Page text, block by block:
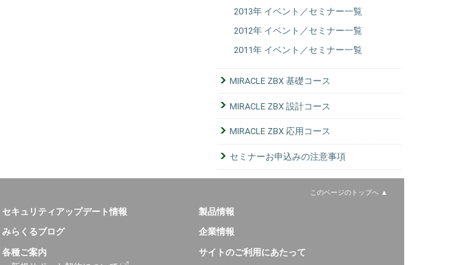
2013年 イベント／セミナー一覧
2012年 イベント／セミナー一覧
2011年 イベント／セミナー一覧
MIRACLE ZBX 基礎コース
MIRACLE ZBX 設計コース
MIRACLE ZBX 応用コース
セミナーお申込みの注意事項
このページのトップへ
セキュリティアップデート情報
みらくるブログ
各種ご案内
製品情報
企業情報
サイトのご利用にあたって